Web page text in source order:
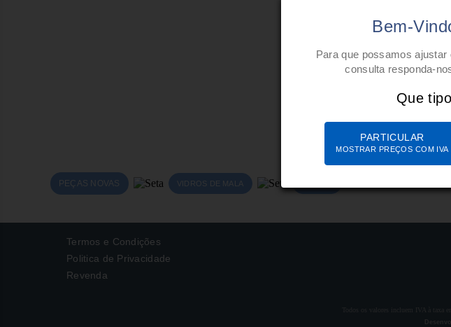
Bem-
Para que possamos
consulta responda-
Que
PARTICULAR
MOSTRAR PREÇOS COM IVA
PEÇAS NOVAS VIDROS DE MALA
Termos e Condições
Politica de Privacidade
Revenda
Todos os valores incluem IVA à taxa